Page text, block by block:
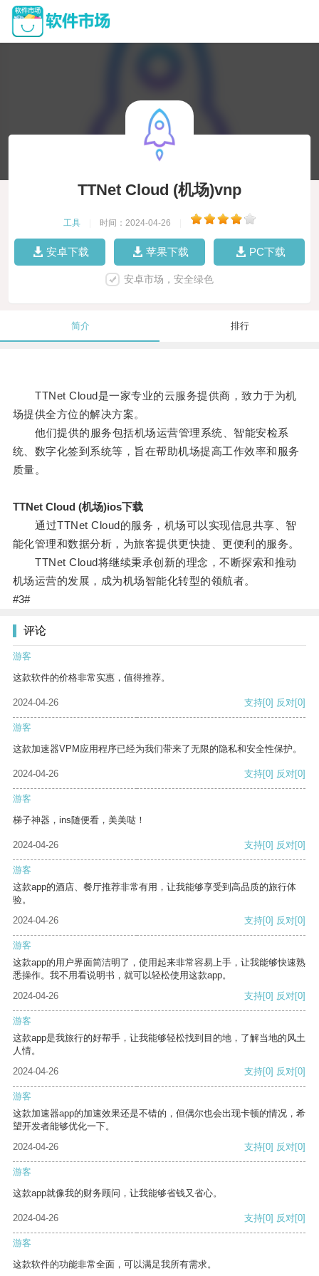
TTNet Cloud (机场)vnp
工具 时间：2024-04-26
安卓下载 苹果下载 PC下载
安卓市场，安全绿色
简介 排行
TTNet Cloud是一家专业的云服务提供商，致力于为机
场提供全方位的解决方案。
他们提供的服务包括机场运营管理系统、智能安检系
统、数字化签到系统等，旨在帮助机场提高工作效率和服务
质量。
TTNet Cloud (机场)ios下载
通过TTNet Cloud的服务，机场可以实现信息共享、智
能化管理和数据分析，为旅客提供更快捷、更便利的服务。
TTNet Cloud将继续秉承创新的理念，不断探索和推动
机场运营的发展，成为机场智能化转型的领航者。
#3#
评论
游客
这款软件的价格非常实惠，值得推荐。
2024-04-26 支持[0] 反对[0]
游客
这款加速器VPM应用程序已经为我们带来了无限的隐私和安全性保护。
2024-04-26 支持[0] 反对[0]
游客
梯子神器，ins随便看，美美哒！
2024-04-26 支持[0] 反对[0]
游客
这款app的酒店、餐厅推荐非常有用，让我能够享受到高品质的旅行体
验。
2024-04-26
支持[0] 反对[0]
游客
这款app的用户界面简洁明了，使用起来非常容易上手，让我能够快速熟
悉操作。我不用看说明书，就可以轻松使用这款app。
2024-04-26
支持[0] 反对[0]
游客
这款app是我旅行的好帮手，让我能够轻松找到目的地，了解当地的风土
人情。
2024-04-26
支持[0] 反对[0]
游客
这款加速器app的加速效果还是不错的，但偶尔也会出现卡顿的情况，希
望开发者能够优化一下。
2024-04-26
支持[0] 反对[0]
游客
这款app就像我的财务顾问，让我能够省钱又省心。
2024-04-26 支持[0] 反对[0]
游客
这款软件的功能非常全面，可以满足我所有需求。